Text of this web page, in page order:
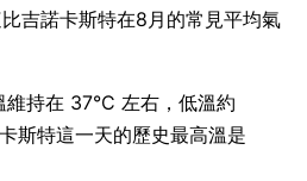
吉諾卡斯特在8月的常見平均氣
持在 37°C 左右，低溫約
斯特這一天的歷史最高溫是